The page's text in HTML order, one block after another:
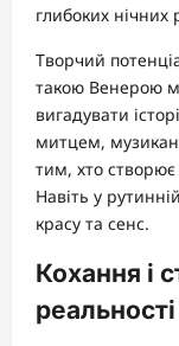
глибоких
Творчий
такою Венерою
вигадувати
митцем,
тим, хто
Навіть у
красу та сенс.
Кохання і
реальності